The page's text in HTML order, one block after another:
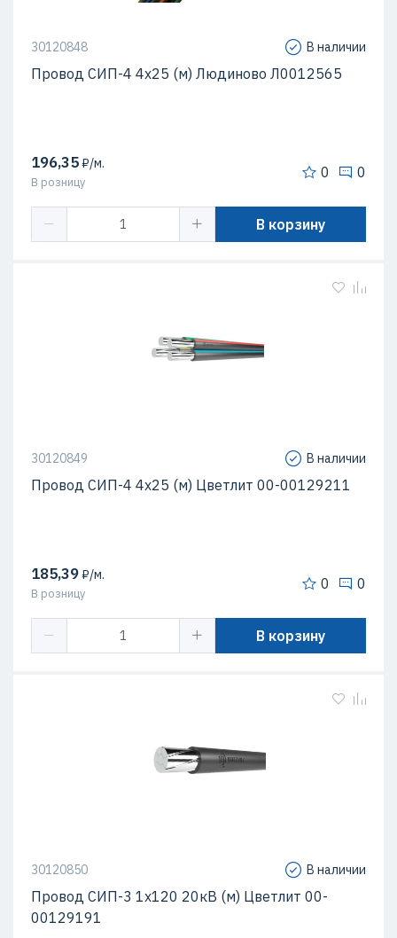
30120848 В наличии
Провод СИП-4 4х25 (м) Людиново Л0012565
196,35₽/м.
В розницу
0 0
В корзину
30120849 В наличии
Провод СИП-4 4х25 (м) Цветлит 00-00129211
185,39₽/м.
В розницу
0 0
В корзину
30120850 В наличии
Провод СИП-3 1х120 20кВ (м) Цветлит 00-
00129191